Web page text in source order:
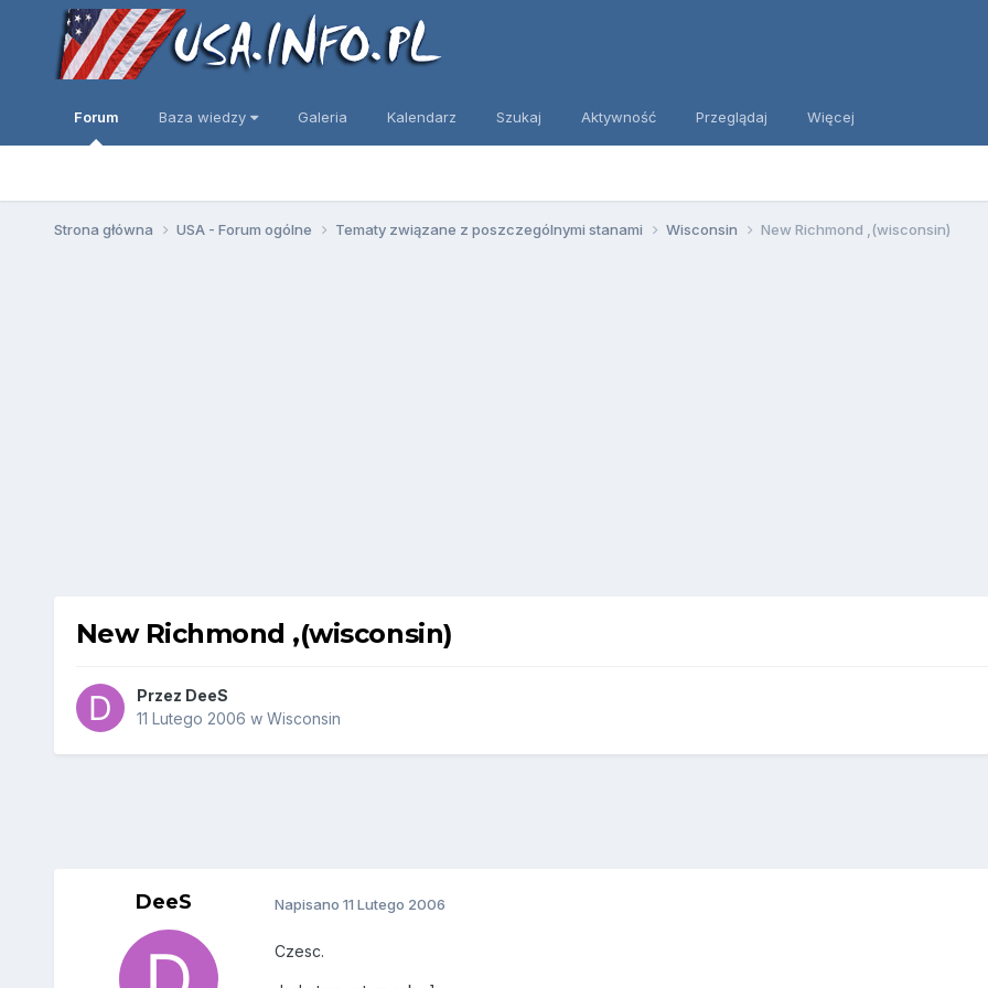
Forum Baza wiedzy Galeria Kalendarz Szukaj Aktywność Przeglądaj Więcej
Strona główna USA - Forum ogólne Tematy związane z poszczególnymi stanami Wisconsin New Richmond ,(wisconsin)
New Richmond ,(wisconsin)
Przez DeeS
11 Lutego 2006 w Wisconsin
DeeS Napisano 11 Lutego 2006
Czesc.